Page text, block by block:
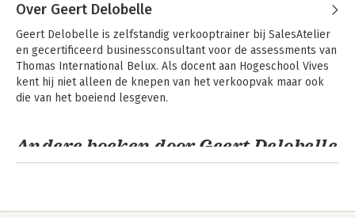
Over Geert Delobelle
Geert Delobelle is zelfstandig verkooptrainer bij SalesAtelier
en gecertificeerd businessconsultant voor de assessments van
Thomas International Belux. Als docent aan Hogeschool Vives
kent hij niet alleen de knepen van het verkoopvak maar ook
die van het boeiend lesgeven.
Andere boeken door Geert Delobelle